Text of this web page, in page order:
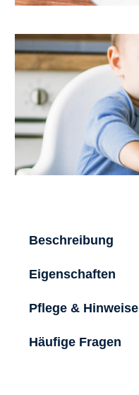
Beschreibung
Eigenschaften
Pflege & Hinweise
Häufige Fragen